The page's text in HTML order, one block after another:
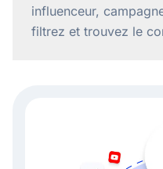
influenceur,
filtrez et trouvez le